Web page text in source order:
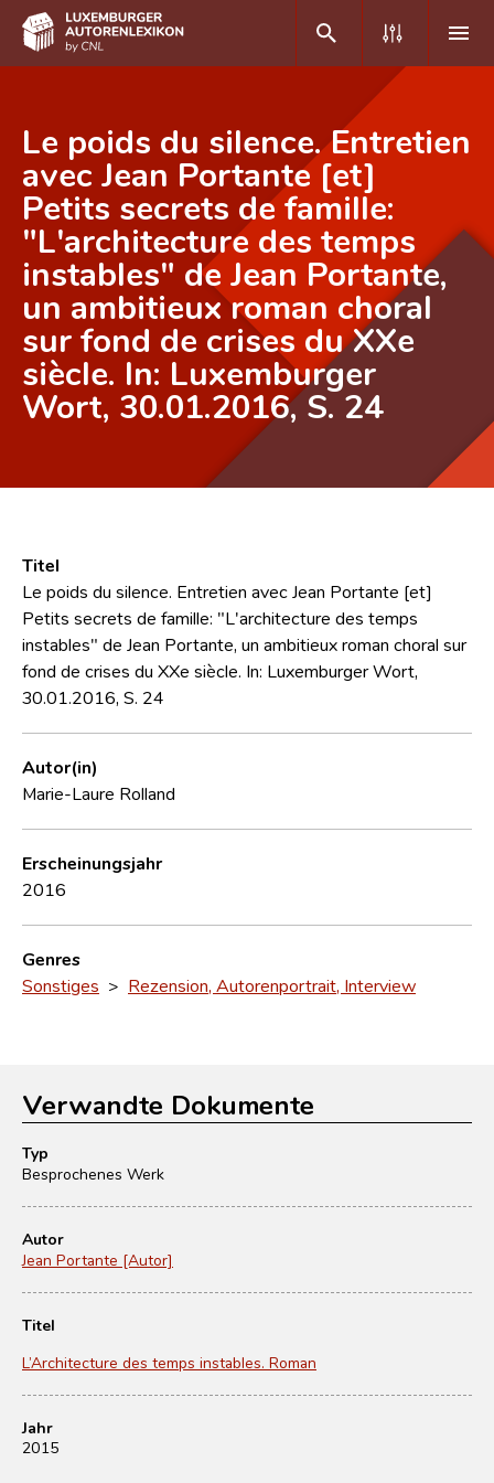
DE FR
Home
Autor(inn)en A-Z
Erweiterte Suche
Häufige Fragen und Antworten
CNL
Forschungsgruppe
Le poids du silence. Entretien
avec Jean Portante [et]
Petits secrets de famille:
"L'architecture des temps
instables" de Jean Portante,
un ambitieux roman choral
sur fond de crises du XXe
siècle. In: Luxemburger
Wort, 30.01.2016, S. 24
Titel
Le poids du silence. Entretien avec Jean Portante [et]
Petits secrets de famille: "L'architecture des temps
instables" de Jean Portante, un ambitieux roman choral sur
fond de crises du XXe siècle. In: Luxemburger Wort,
30.01.2016, S. 24
Autor(in)
Marie-Laure Rolland
Erscheinungsjahr
2016
Genres
Sonstiges > Rezension, Autorenportrait, Interview
Verwandte Dokumente
Typ
Besprochenes Werk
Autor
Jean Portante [Autor]
Titel
L’Architecture des temps instables. Roman
Jahr
2015